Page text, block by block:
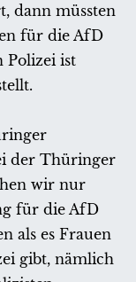
dann müssten
für die AfD
Polizei ist
der Thüringer
wir nur
für die AfD
als es Frauen
gibt, nämlich